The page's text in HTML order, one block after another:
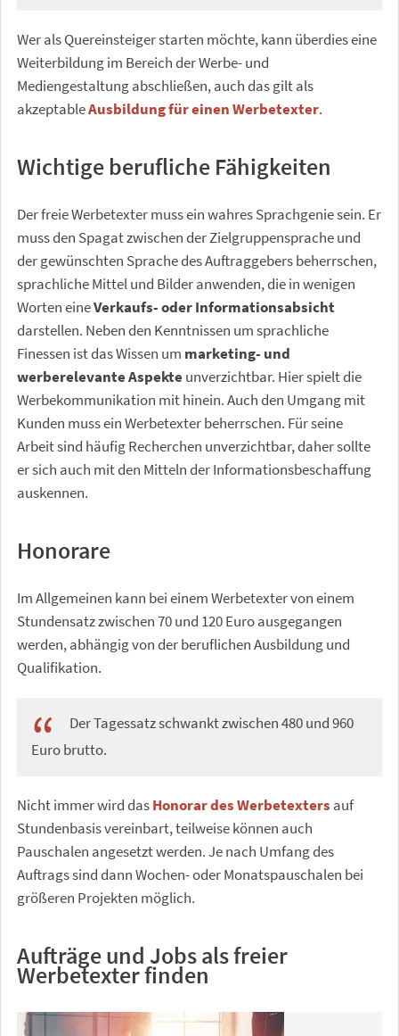
Wer als Quereinsteiger starten möchte, kann überdies eine
Weiterbildung im Bereich der Werbe- und
Mediengestaltung abschließen, auch das gilt als
akzeptableAusbildung für einen Werbetexter.
Wichtige berufliche Fähigkeiten
Der freie Werbetexter muss ein wahres Sprachgenie sein. Er
muss den Spagat zwischen der Zielgruppensprache und
der gewünschten Sprache des Auftraggebers beherrschen,
sprachliche Mittel und Bilder anwenden, die in wenigen
Worten eineVerkaufs- oder Informationsabsicht
darstellen. Neben den Kenntnissen um sprachliche
Finessen ist das Wissen um marketing- und
werberelevante Aspekteunverzichtbar. Hier spielt die
Werbekommunikation mit hinein. Auch den Umgang mit
Kunden muss ein Werbetexter beherrschen. Für seine
Arbeit sind häufig Recherchen unverzichtbar, daher sollte
er sich auch mit den Mitteln der Informationsbeschaffung
auskennen.
Honorare
Im Allgemeinen kann bei einem Werbetexter von einem
Stundensatz zwischen 70 und 120 Euro ausgegangen
werden, abhängig von der beruflichen Ausbildung und
Qualifikation.
Der Tagessatz schwankt zwischen 480 und 960
Euro brutto.
Nicht immer wird dasHonorar des Werbetexters auf
Stundenbasis vereinbart, teilweise können auch
Pauschalen angesetzt werden. Je nach Umfang des
Auftrags sind dann Wochen- oder Monatspauschalen bei
größeren Projekten möglich.
Aufträge und Jobs als freier
Werbetexter finden